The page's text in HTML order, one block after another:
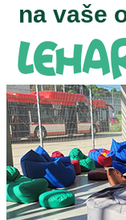
na vaše